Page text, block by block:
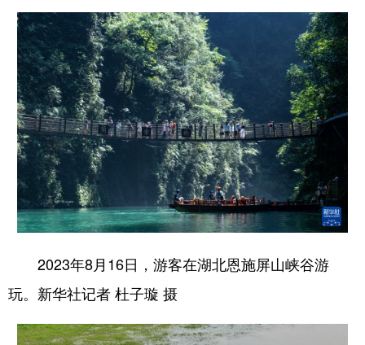
2023年8月16日，游客在湖北恩施屏山峡谷游
玩。新华社记者 杜子璇 摄